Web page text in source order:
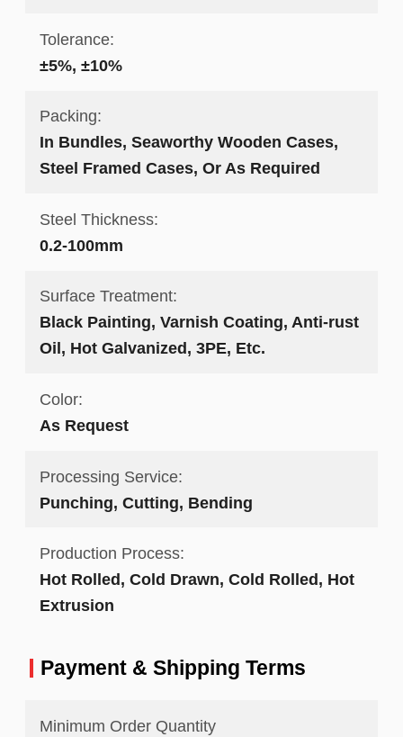
Tolerance:
±5%, ±10%
Packing:
In Bundles, Seaworthy Wooden Cases,
Steel Framed Cases, Or As Required
Steel Thickness:
0.2-100mm
Surface Treatment:
Black Painting, Varnish Coating, Anti-rust
Oil, Hot Galvanized, 3PE, Etc.
Color:
As Request
Processing Service:
Punching, Cutting, Bending
Production Process:
Hot Rolled, Cold Drawn, Cold Rolled, Hot
Extrusion
Payment & Shipping Terms
Minimum Order Quantity